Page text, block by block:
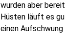
wurden aber
Hüsten läuft es
einen